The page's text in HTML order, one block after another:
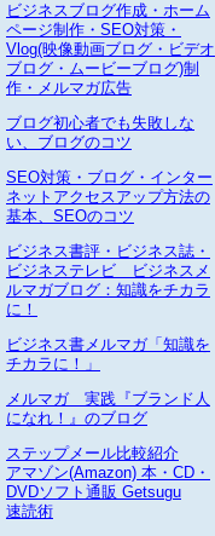
ビジネスブログ作成・ホーム
ページ制作・SEO対策・
Vlog(映像動画ブログ・ビデオ
ブログ・ムービーブログ)制
作・メルマガ広告
ブログ初心者でも失敗しな
い、ブログのコツ
SEO対策・ブログ・インター
ネットアクセスアップ方法の
基本、SEOのコツ
ビジネス書評・ビジネス誌・
ビジネステレビ ビジネスメ
ルマガブログ：知識をチカラ
に！
ビジネス書メルマガ「知識を
チカラに！」
メルマガ 実践『ブランド人
になれ！』のブログ
ステップメール比較紹介
アマゾン(Amazon) 本・CD・
DVDソフト通販 Getsugu
速読術